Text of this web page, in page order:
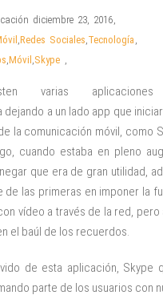
diciembre 23, 2016
Redes Sociales Tecnología
Móvil Skype
varias
dejando a un lado app que
la comunicación móvil, como
cuando estaba en pleno
que era de gran utilidad,
de las primeras en imponer la
vídeo a través de la red, pero
el baúl de los recuerdos.
de esta aplicación, Skype
parte de los usuarios con